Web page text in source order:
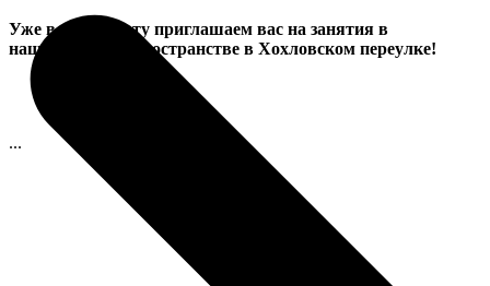
Уже в эту субботу приглашаем вас на занятия в
нашем уютном пространстве в Хохловском переулке!
...